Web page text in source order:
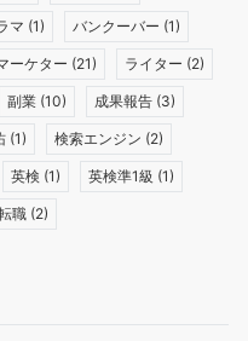
マ (1) バンクーバー (1)
ーケター (21) ライター (2)
副業 (10) 成果報告 (3)
(1) 検索エンジン (2)
英検 (1) 英検準1級 (1)
職 (2)